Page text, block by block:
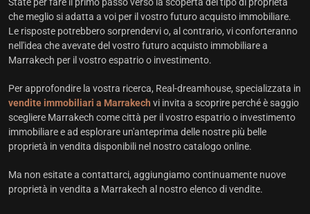
che meglio si adatta a voi per il vostro futuro acquisto immobiliare.
Le risposte potrebbero sorprendervi o, al contrario, vi conforteranno
nell'idea che avevate del vostro futuro acquisto immobiliare a
Marrakech per il vostro espatrio o investimento.
Per approfondire la vostra ricerca, Real-dreamhouse, specializzata in
vendite immobiliari a Marrakech vi invita a scoprire perché è saggio
scegliere Marrakech come città per il vostro espatrio o investimento
immobiliare e ad esplorare un'anteprima delle nostre più belle
proprietà in vendita disponibili nel nostro catalogo online.
Ma non esitate a contattarci, aggiungiamo continuamente nuove
proprietà in vendita a Marrakech al nostro elenco di vendite.